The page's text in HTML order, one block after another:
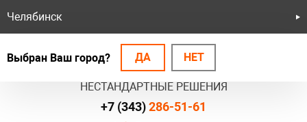
БЕЗОПАСНЫЕ СИСТЕМЫ
НЕСТАНДАРТНЫЕ РЕШЕНИЯ
Челябинск
Выбран Ваш город? ДА НЕТ
+7 (343)286-51-61